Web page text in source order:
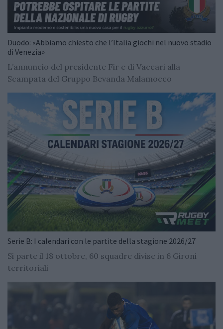
Duodo: «Abbiamo chiesto che l’Italia giochi nel nuovo stadio
di Venezia»
L’annuncio del presidente Fir e di Vaccari alla
Scampata del Gruppo Bevanda Malamocco
Serie B: I calendari con le partite della stagione 2026/27
Si parte il 18 ottobre, 60 squadre divise in 6 Gironi
territoriali